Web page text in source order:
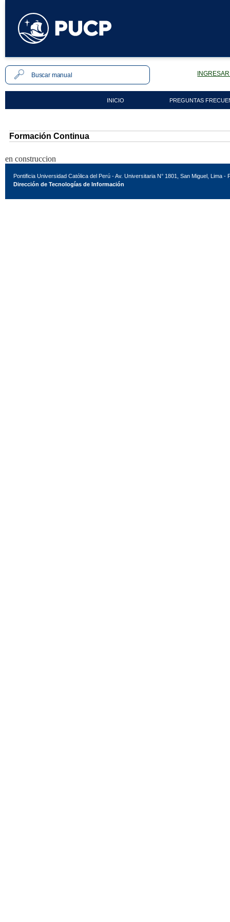
INICIO PREGUNTAS
Formación Continua
en construccion
Pontificia Universidad Católica del Perú - Av. Universitaria N° 1801, San Miguel, Lima -
Dirección de Tecnologías de Información